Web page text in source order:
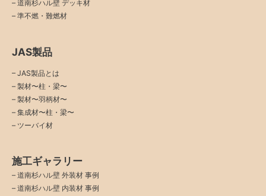
– 道南杉ハル壁 デッキ材
– 準不燃・難燃材
JAS製品
– JAS製品とは
– 製材〜柱・梁〜
– 製材〜羽柄材〜
– 集成材〜柱・梁〜
– ツーバイ材
施工ギャラリー
– 道南杉ハル壁 外装材 事例
– 道南杉ハル壁 内装材 事例